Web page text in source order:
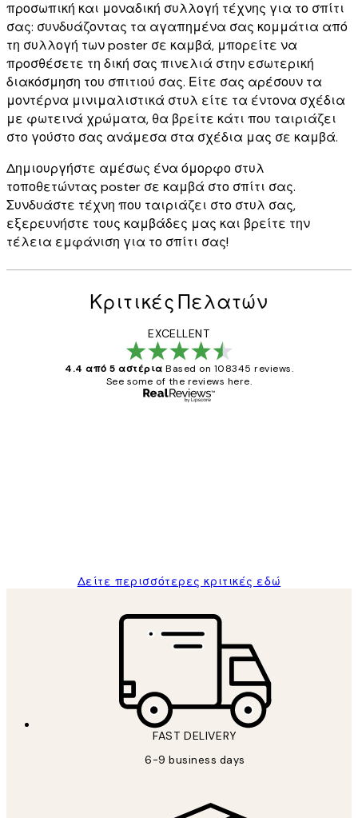
προσωπική και μοναδική συλλογή τέχνης για το σπίτι
σας: συνδυάζοντας τα αγαπημένα σας κομμάτια από
τη συλλογή των poster σε καμβά, μπορείτε να
προσθέσετε τη δική σας πινελιά στην εσωτερική
διακόσμηση του σπιτιού σας. Είτε σας αρέσουν τα
μοντέρνα μινιμαλιστικά στυλ είτε τα έντονα σχέδια
με φωτεινά χρώματα, θα βρείτε κάτι που ταιριάζει
στο γούστο σας ανάμεσα στα σχέδια μας σε καμβά.
Δημιουργήστε αμέσως ένα όμορφο στυλ
τοποθετώντας poster σε καμβά στο σπίτι σας.
Συνδυάστε τέχνη που ταιριάζει στο στυλ σας,
εξερευνήστε τους καμβάδες μας και βρείτε την
τέλεια εμφάνιση για το σπίτι σας!
Κριτικές Πελατών
EXCELLENT
4.4 από 5 αστέρια Based on 108345 reviews.
See some of the reviews here.
Δείτε περισσότερες κριτικές εδώ
FAST DELIVERY
6-9 business days